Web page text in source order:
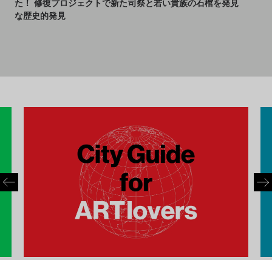
た！ 修復プロジェクトで新た
な歴史的発見
司祭と若い貴族の石棺を発見